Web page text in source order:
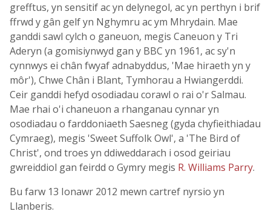
grefftus, yn sensitif ac yn delynegol, ac yn perthyn i brif
ffrwd y gân gelf yn Nghymru ac ym Mhrydain. Mae
ganddi sawl cylch o ganeuon, megis Caneuon y Tri
Aderyn (a gomisiynwyd gan y BBC yn 1961, ac sy'n
cynnwys ei chân fwyaf adnabyddus, 'Mae hiraeth yn y
môr'), Chwe Chân i Blant, Tymhorau a Hwiangerddi.
Ceir ganddi hefyd osodiadau corawl o rai o'r Salmau.
Mae rhai o'i chaneuon a rhanganau cynnar yn
osodiadau o farddoniaeth Saesneg (gyda chyfieithiadau
Cymraeg), megis 'Sweet Suffolk Owl', a 'The Bird of
Christ', ond troes yn ddiweddarach i osod geiriau
gwreiddiol gan feirdd o Gymry megis R. Williams Parry.
Bu farw 13 Ionawr 2012 mewn cartref nyrsio yn
Llanberis.